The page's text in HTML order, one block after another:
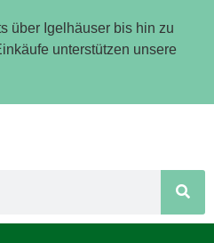
über Igelhäuser bis hin zu
unterstützen unsere